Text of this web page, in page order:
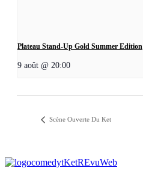
Plateau Stand-Up Gold Summer Edition
9 août @ 20:00
Scène Ouverte Du Ket